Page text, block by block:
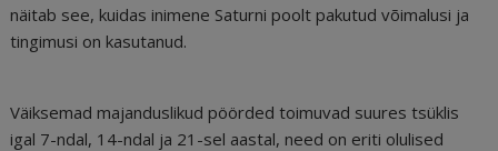
näitab see, kuidas inimene Saturni poolt pakutud võimalusi ja
tingimusi on kasutanud.
Väiksemad majanduslikud pöörded toimuvad suures tsüklis
igal 7-ndal, 14-ndal ja 21-sel aastal, need on eriti olulised